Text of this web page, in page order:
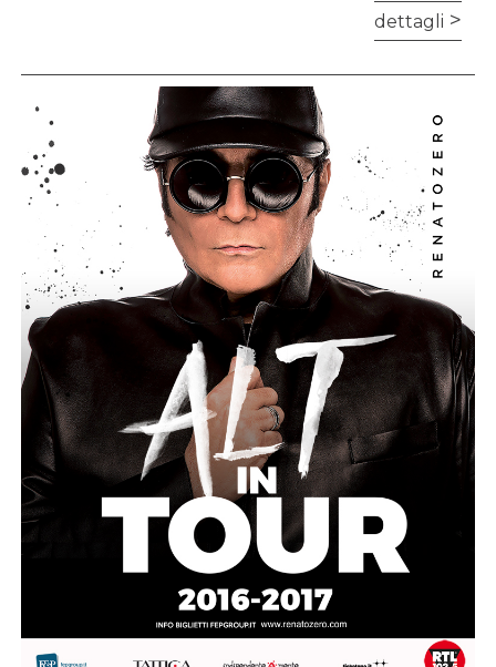
dettagli